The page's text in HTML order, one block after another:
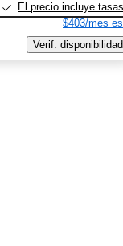
El precio incluye tasas
$403/mes
Verif. disponibilidad